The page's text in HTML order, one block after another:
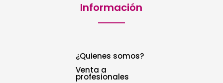
Información
¿Quienes somos?
Venta a
profesionales